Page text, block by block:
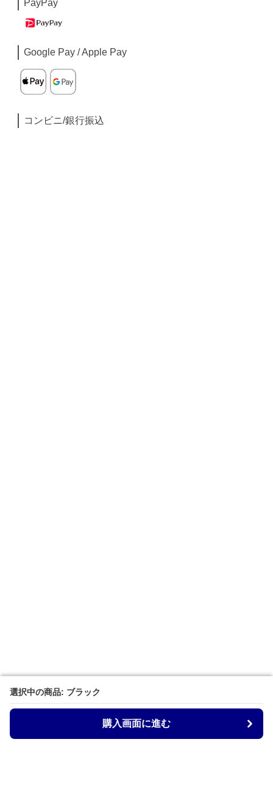
選択中の商品: ブラック
購入画面に進む
選択中の商品: ブラック
購入画面に進む
PayPay
Google Pay / Apple Pay
コンビニ/銀行振込